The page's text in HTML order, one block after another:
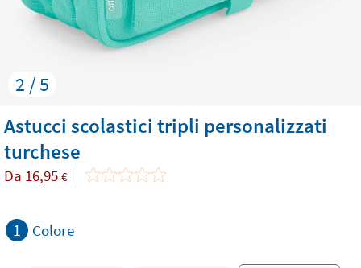
2 / 5
Astucci scolastici tripli personalizzati
turchese
Da 16,95 €
1 Colore